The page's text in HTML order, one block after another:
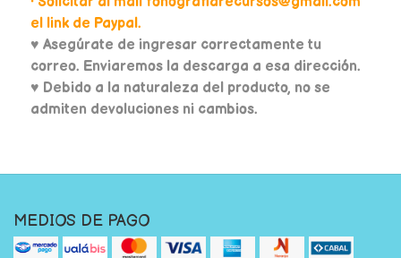
el link de Paypal.
♥ Asegúrate de ingresar correctamente tu
correo. Enviaremos la descarga a esa dirección.
♥ Debido a la naturaleza del producto, no se
admiten devoluciones ni cambios.
MEDIOS DE PAGO